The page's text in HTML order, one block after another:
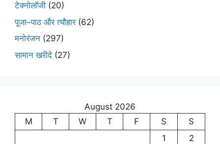
टेक्नोलॉजी (20)
पूजा–पाठ और त्यौहार(62)
मनोरंजन (297)
सामान खरीदे (27)
August 2026
M
T W T F S
S
1
2